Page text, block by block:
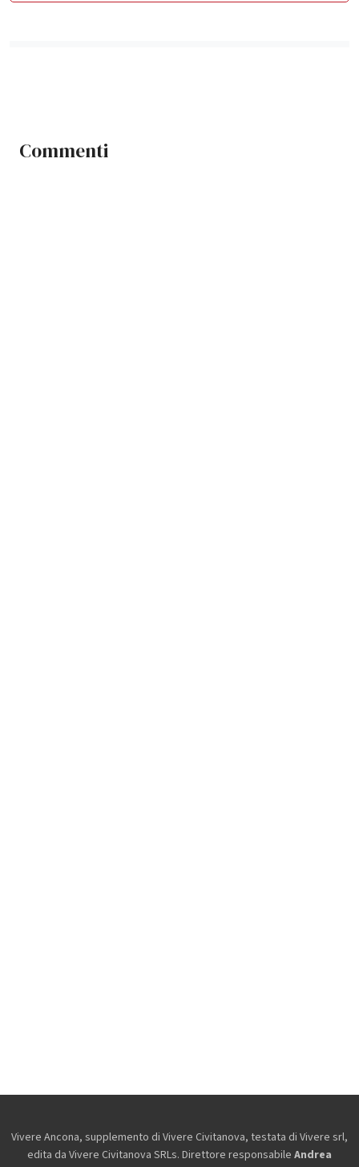
Commenti
Vivere Ancona, supplemento di Vivere Civitanova, testata di Vivere srl,
edita da Vivere Civitanova SRLs. Direttore responsabile Andrea